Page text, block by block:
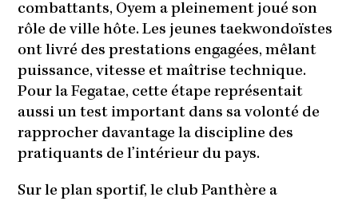
combattants, Oyem a pleinement joué son
rôle de ville hôte. Les jeunes taekwondoïstes
ont livré des prestations engagées, mêlant
puissance, vitesse et maîtrise technique.
Pour la Fegatae, cette étape représentait
aussi un test important dans sa volonté de
rapprocher davantage la discipline des
pratiquants de l’intérieur du pays.
Sur le plan sportif, le club Panthère a